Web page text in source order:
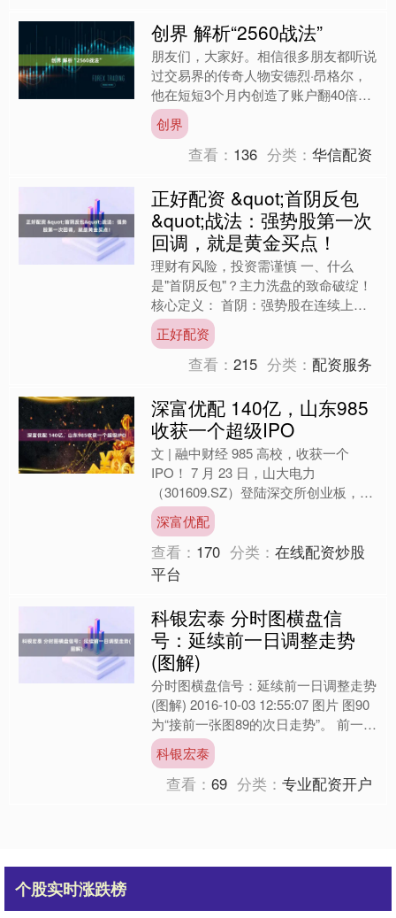
创界 解析“2560战法”
朋友们，大家好。相信很多朋友都听说
过交易界的传奇人物安德烈·昂格尔，
他在短短3个月内创造了账户翻40倍的
惊人记录，这个记录至今仍被奉为经
典。他成功的秘诀之一，就....
创界
查看： 136 分类：华信配资
正好配资 &quot;首阴反包
&quot;战法：强势股第一次
回调，就是黄金买点！
理财有风险，投资需谨慎 一、什么
是"首阴反包"？主力洗盘的致命破绽！
核心定义： 首阴：强势股在连续上涨
后，第一次收阴线（非暴跌） 反包：
次日阳线完全吞没前日阴....
正好配资
查看：215 分类：配资服务
深富优配 140亿，山东985
收获一个超级IPO
文 | 融中财经 985 高校，收获一个
IPO！ 7 月 23 日，山大电力
（301609.SZ）登陆深交所创业板，上
市首日开报 87.7 元 / 股，较上市....
深富优配
查看： 170 分类：在线配资炒股
平台
科银宏泰 分时图横盘信
号：延续前一日调整走势
(图解)
分时图横盘信号：延续前一日调整走势
(图解) 2016-10-03 12:55:07 图片 图90
为“接前一张图89的次日走势”。 前一日
图89中的最低价处三次受....
科银宏泰
查看：69 分类：专业配资开户
个股实时涨跌榜